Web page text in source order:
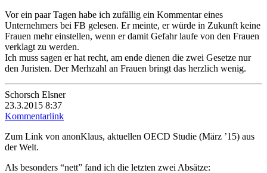
Vor ein paar Tagen habe ich zufällig ein Kommentar eines
Unternehmers bei FB gelesen. Er meinte, er würde in Zukunft keine
Frauen mehr einstellen, wenn er damit Gefahr laufe von den Frauen
verklagt zu werden.
Ich muss sagen er hat recht, am ende dienen die zwei Gesetze nur
den Juristen. Der Merhzahl an Frauen bringt das herzlich wenig.
Schorsch Elsner
23.3.2015 8:37
Kommentarlink
Zum Link von anonKlaus, aktuellen OECD Studie (März ’15) aus
der Welt.
Als besonders “nett” fand ich die letzten zwei Absätze: